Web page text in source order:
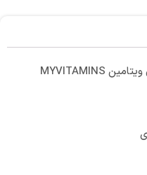
مولتی ویتامین آقایان آلفا من مای ویتامین MYVITAMINS